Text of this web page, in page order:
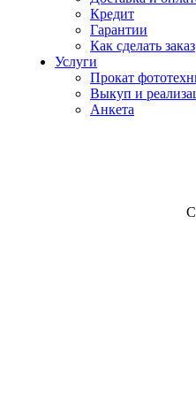
Кредит
Гарантии
Как сделать заказ
Услуги
Прокат
Выкуп и
Анкета